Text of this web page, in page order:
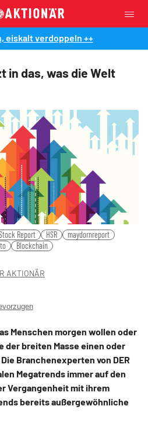
eiskalt verdoppeln ++
in das, was die Welt
Report HSR
maydornreport
Blockchain
AKTIONÄR
Menschen morgen wollen oder
der breiten Masse einen oder
Branchenexperten von DER
Megatrends immer auf den
Vergangenheit mit ihrem
bereits außergewöhnliche